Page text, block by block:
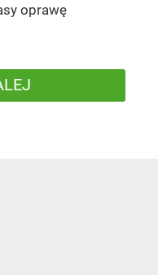
oprawę